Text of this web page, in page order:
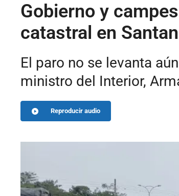
Gobierno y
catastral en
El paro no se levanta
ministro del Interior,
Reproducir audio